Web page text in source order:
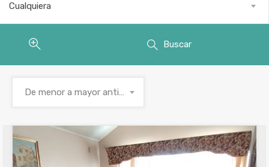
Cualquiera
Buscar
De menor a mayor antigüedad